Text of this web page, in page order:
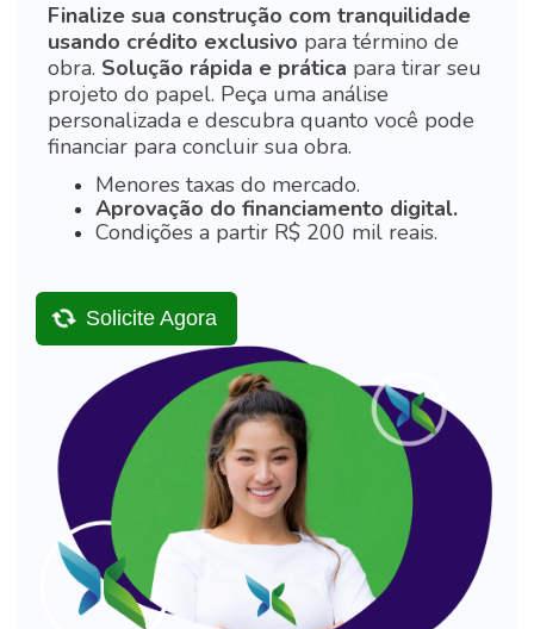
Finalize sua construção com tranquilidade
usando crédito exclusivo para término de
obra. Solução rápida e prática para tirar seu
projeto do papel. Peça uma análise
personalizada e descubra quanto você pode
financiar para concluir sua obra.
Menores taxas do mercado.
Aprovação do financiamento digital.
Condições a partir R$ 200 mil reais.
Solicite Agora